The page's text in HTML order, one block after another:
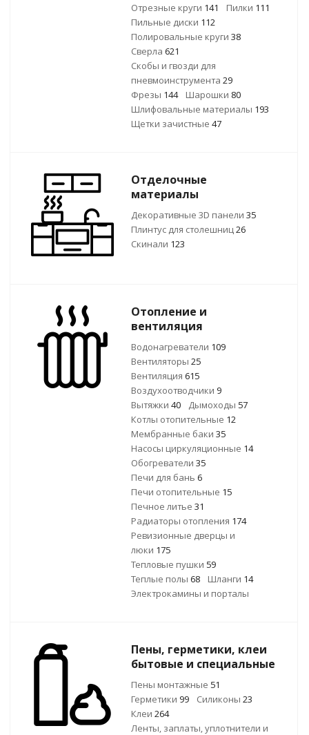
Отрезные круги 141 Пилки 111
Пильные диски 112
Полировальные круги 38
Сверла 621
Скобы и гвозди для
пневмоинструмента 29
Фрезы 144 Шарошки 80
Шлифовальные материалы 193
Щетки зачистные 47
Отделочные
материалы
Декоративные 3D панели 35
Плинтус для столешниц26
Скинали 123
Отопление и
вентиляция
Водонагреватели 109
Вентиляторы 25
Вентиляция 615
Воздухоотводчики 9
Вытяжки 40 Дымоходы 57
Котлы отопительные 12
Мембранные баки 35
Насосы циркуляционные 14
Обогреватели 35
Печи для бань 6
Печи отопительные 15
Печное литье 31
Радиаторы отопления 174
Ревизионные дверцы и
люки 175
Тепловые пушки 59
Теплые полы 68 Шланги 14
Электрокамины и порталы
Пены, герметики, клеи
бытовые и специальные
Пены монтажные 51
Герметики 99 Силиконы 23
Клеи 264
Ленты, заплаты, уплотнители и